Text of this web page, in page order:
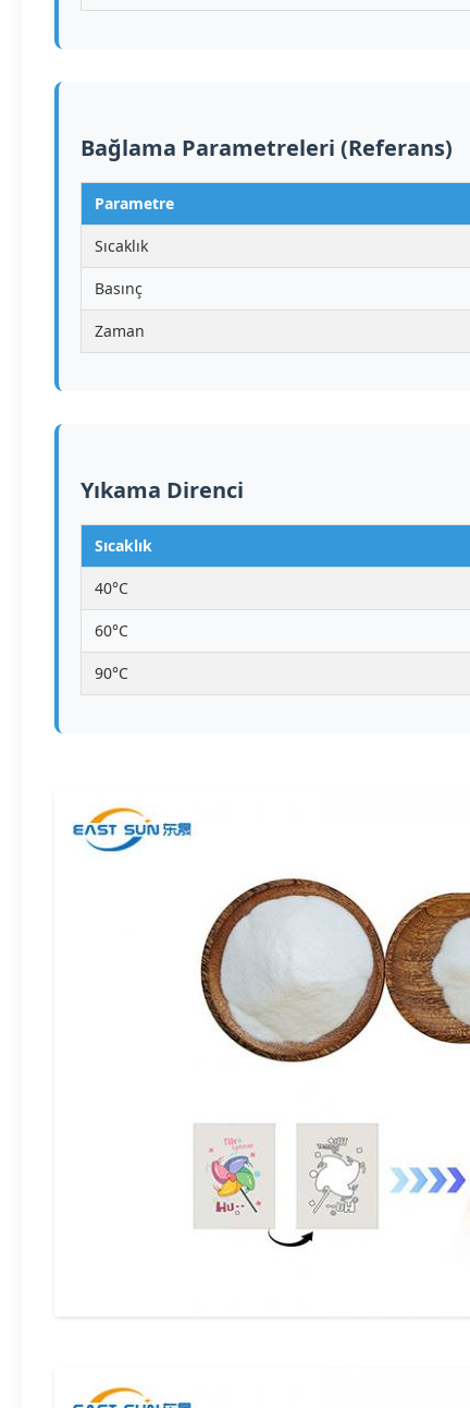
Bağlama Parametreleri (Referans)
Parametre
Sıcaklık
Basınç
Zaman
Yıkama Direnci
Sıcaklık
40°C
60°C
90°C